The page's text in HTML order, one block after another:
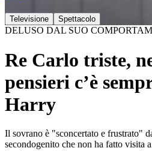
Televisione Spettacolo
DELUSO DAL SUO
Re Carlo triste,
pensieri c’è
Harry
Il sovrano è "sconcertato e frustrato"
secondogenito che non ha fatto visita